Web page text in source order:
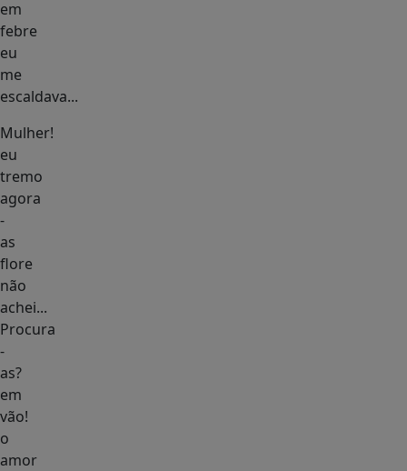
em
febre
eu
me
escaldava...
Mulher!
eu
tremo
agora
-
as
flore
não
achei...
Procura
-
as?
em
vão!
o
amor